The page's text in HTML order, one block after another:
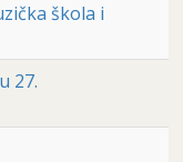
škola i
27.